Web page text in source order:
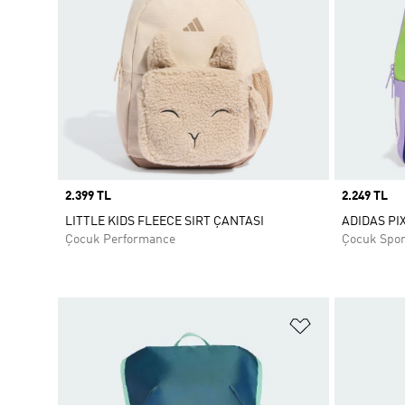
Price
2.399 TL
LITTLE KIDS FLEECE SIRT ÇANTASI
Çocuk Performance
Price
2.249 TL
ADIDAS
Çocuk